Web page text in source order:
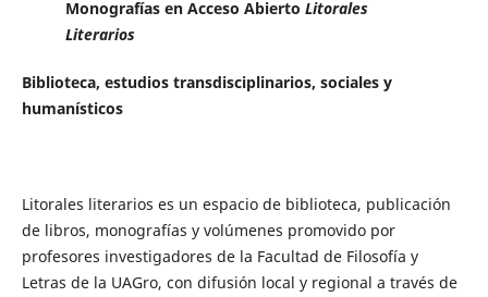
Monografías en Acceso Abierto Litorales
Literarios
Biblioteca, estudios transdisciplinarios, sociales y
humanísticos
Litorales literarios es un espacio de biblioteca, publicación
de libros, monografías y volúmenes promovido por
profesores investigadores de la Facultad de Filosofía y
Letras de la UAGro, con difusión local y regional a través de